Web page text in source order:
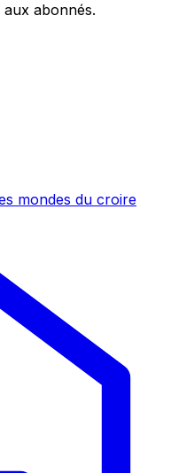
abonnés.
mondes du croire